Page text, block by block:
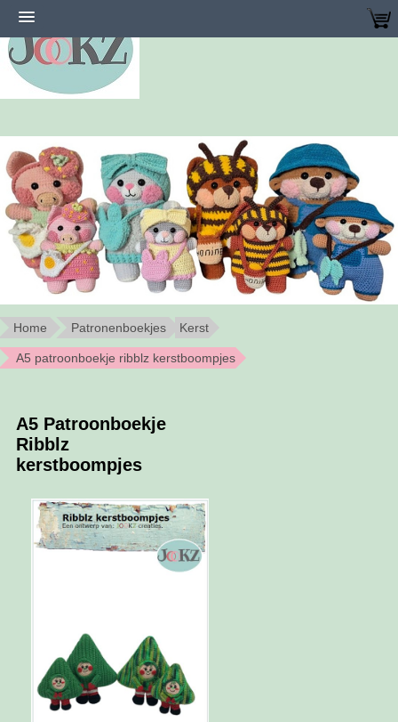
Home Patronenboekjes Kerst
A5 patroonboekje ribblz kerstboompjes
A5 Patroonboekje
Ribblz
kerstboompjes